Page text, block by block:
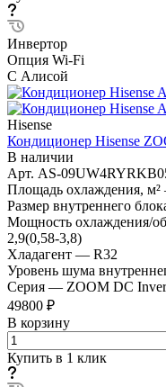
Инвертор
Опция Wi-Fi
С Алисой
Hisense
Кондиционер Hisense
В наличии
Арт. AS-
Площадь охлаждения, м²
Размер внутреннего
Мощность охлаждения/
2,9(0,58-3,8)
Хладагент — R32
Уровень шума
Серия — ZOOM DC
49800 ₽
В корзину
Купить в 1 клик